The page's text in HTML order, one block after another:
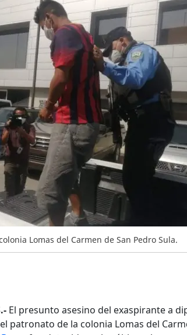
Lomas del Carmen de San Pedro Sula.
El presunto asesino del exaspirante a
patronato de la colonia Lomas del